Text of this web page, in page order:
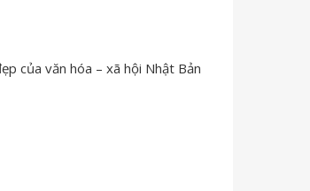
của văn hóa – xã hội Nhật Bản